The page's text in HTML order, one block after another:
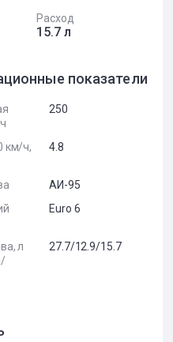
Расход
15.7 л
показатели
250
км/ч,
4.8
АИ-95
Euro 6
л
27.7/12.9/15.7